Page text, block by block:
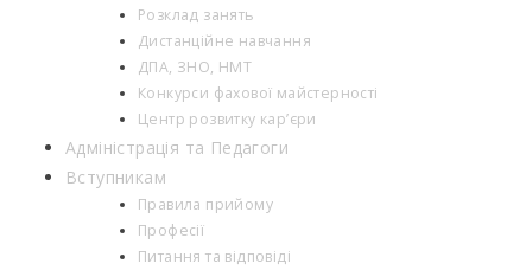
Розклад занять
Дистанційне навчання
ДПА, ЗНО, НМТ
Конкурси фахової майстерності
Центр розвитку кар’єри
Адміністрація та Педагоги
Вступникам
Правила прийому
Професії
Питання та відповіді